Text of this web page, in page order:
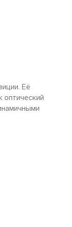
Её
оптический